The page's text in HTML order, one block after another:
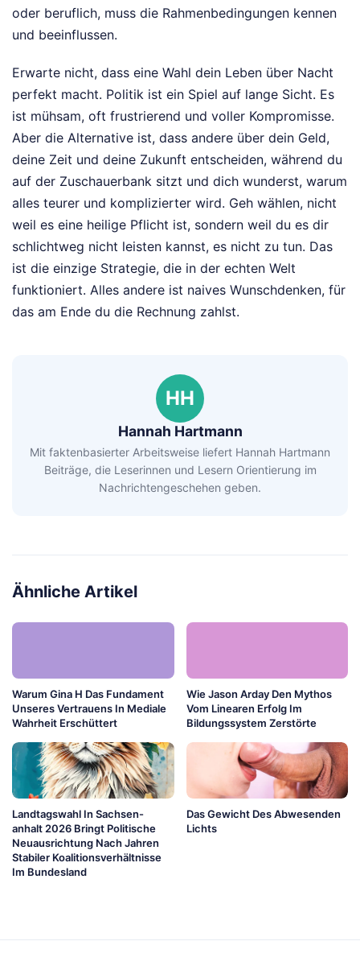
oder beruflich, muss die Rahmenbedingungen kennen
und beeinflussen.
Erwarte nicht, dass eine Wahl dein Leben über Nacht
perfekt macht. Politik ist ein Spiel auf lange Sicht. Es
ist mühsam, oft frustrierend und voller Kompromisse.
Aber die Alternative ist, dass andere über dein Geld,
deine Zeit und deine Zukunft entscheiden, während du
auf der Zuschauerbank sitzt und dich wunderst, warum
alles teurer und komplizierter wird. Geh wählen, nicht
weil es eine heilige Pflicht ist, sondern weil du es dir
schlichtweg nicht leisten kannst, es nicht zu tun. Das
ist die einzige Strategie, die in der echten Welt
funktioniert. Alles andere ist naives Wunschdenken, für
das am Ende du die Rechnung zahlst.
HH
Hannah Hartmann
Mit faktenbasierter Arbeitsweise liefert Hannah Hartmann
Beiträge, die Leserinnen und Lesern Orientierung im
Nachrichtengeschehen geben.
Ähnliche Artikel
Warum Gina H Das Fundament
Unseres Vertrauens In Mediale
Wahrheit Erschüttert
Wie Jason Arday Den Mythos
Vom Linearen Erfolg Im
Bildungssystem Zerstörte
Landtagswahl In Sachsen-
anhalt 2026 Bringt Politische
Neuausrichtung Nach Jahren
Stabiler Koalitionsverhältnisse
Im Bundesland
Das Gewicht Des Abwesenden
Lichts